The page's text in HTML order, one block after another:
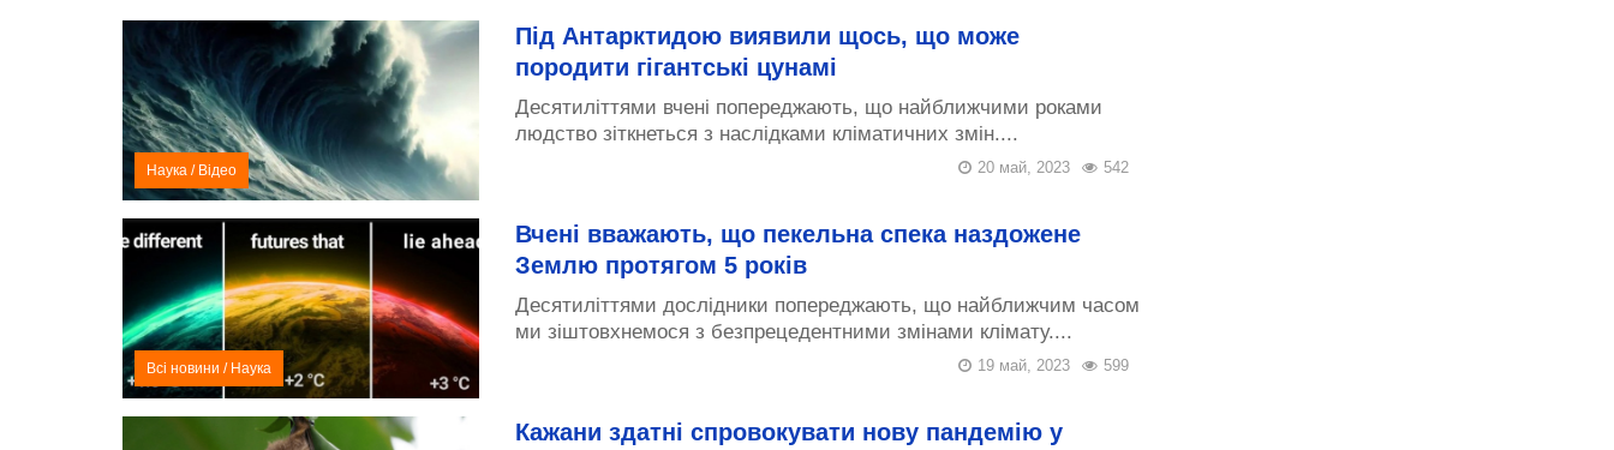
Наука / Відео
Під Антарктидою виявили щось, що може
породити гігантські цунамі
Десятиліттями вчені попереджають, що найближчими роками
людство зіткнеться з наслідками кліматичних змін....
542
20 май, 2023
Всі новини / Наука
Вчені вважають, що пекельна спека наздожене
Землю протягом 5 років
Десятиліттями дослідники попереджають, що найближчим часом
ми зіштовхнемося з безпрецедентними змінами клімату....
599
19 май, 2023
Кажани здатні спровокувати нову пандемію у